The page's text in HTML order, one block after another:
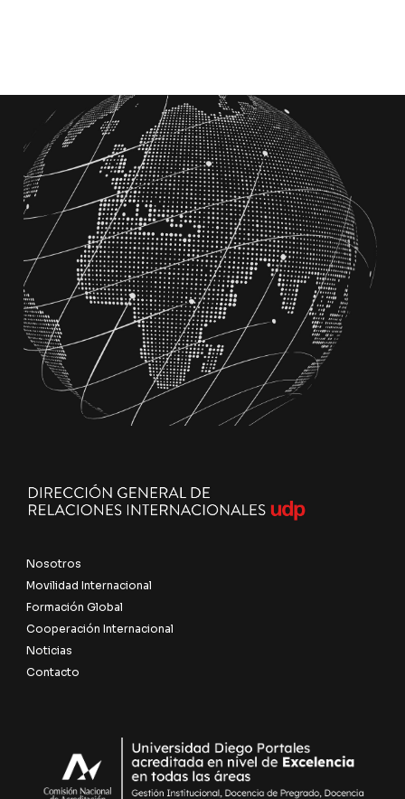
Nosotros
Movilidad Internacional
Formación Global
Cooperación Internacional
Noticias
Contacto